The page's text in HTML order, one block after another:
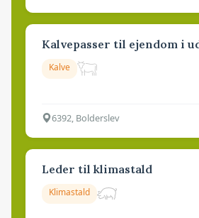
Kalvepasser til ejendom i
Kalve
6392, Bolderslev
Leder til klimastald
Klimastald